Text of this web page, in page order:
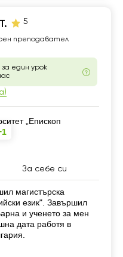
5
преподавател
един урок
„Епископ
За себе си
магистърска
език". Завършил
и ученето за мен
дата работя в